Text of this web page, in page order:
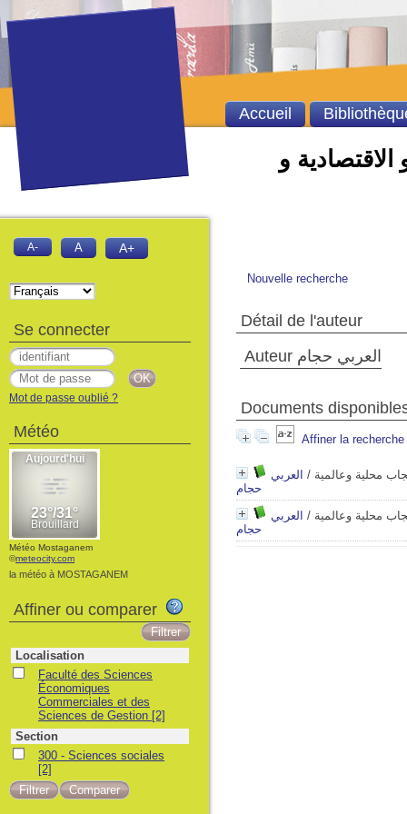
الاقتصادية و
Nouvelle recherche
Détail de l'auteur
Auteur العربي حجام
Documents
Affiner la recherche
محلية وعالمية / العربي
حجام
محلية وعالمية / العربي
حجام
Accueil
A- A A+
Se connecter
Mot de passe oublié ?
Météo
Météo Mostaganem
©meteocity.com
la météo à MOSTAGANEM
Affiner ou comparer
Localisation
Faculté des Sciences
Économiques
Commerciales et des
Sciences de Gestion [2]
Section
300 - Sciences sociales
[2]